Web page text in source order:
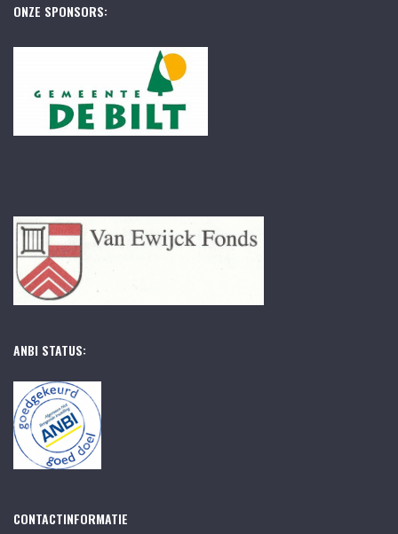
ONZE SPONSORS:
ANBI STATUS:
CONTACTINFORMATIE